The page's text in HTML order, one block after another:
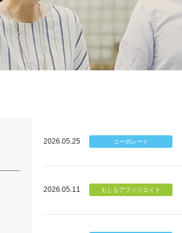
2026.05.25
2026.05.11